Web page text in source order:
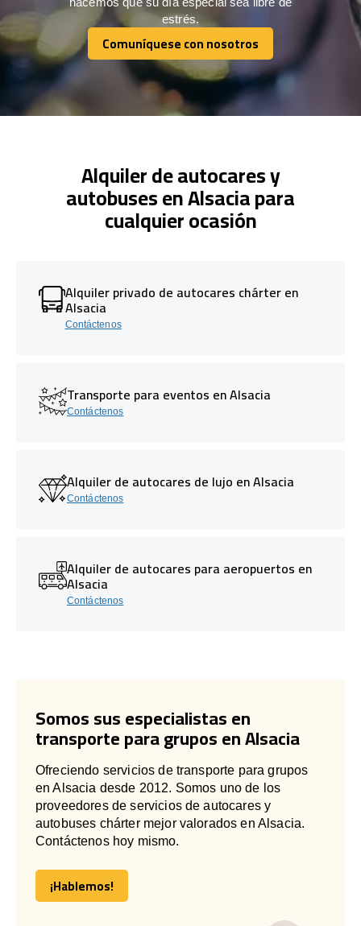
estrés.
Comuníquese con nosotros
Comuníquese con nosotros
Alquiler de autocares y
autobuses en Alsacia para
cualquier ocasión
Alquiler privado de autocares chárter en
Alsacia
Contáctenos
Transporte para eventos en Alsacia
Contáctenos
Alquiler de autocares de lujo en Alsacia
Contáctenos
Alquiler de autocares para aeropuertos en
Alsacia
Contáctenos
Somos sus especialistas en
transporte para grupos en Alsacia
Ofreciendo servicios de transporte para grupos
en Alsacia desde 2012. Somos uno de los
proveedores de servicios de autocares y
autobuses chárter mejor valorados en Alsacia.
Contáctenos hoy mismo.
¡Hablemos!
¡Hablemos!